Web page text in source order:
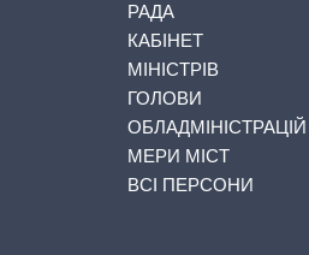
РАДА
КАБІНЕТ
МІНІСТРІВ
ГОЛОВИ
ОБЛАДМІНІСТРАЦІЙ
МЕРИ МІСТ
ВСІ ПЕРСОНИ